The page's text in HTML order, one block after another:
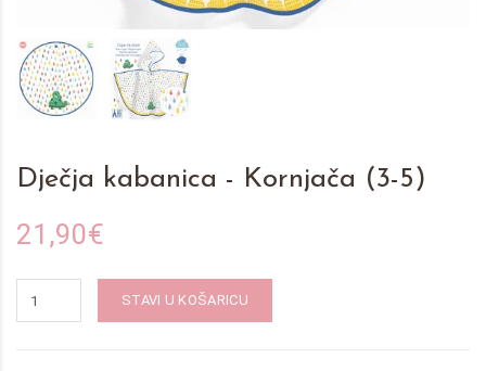
Dječja kabanica - Kornjača (3-5)
21,90€
STAVI U KOŠARICU